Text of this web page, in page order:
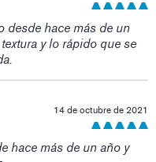
desde hace más de un
y lo rápido que se
14 de octubre de 2021
hace más de un año y